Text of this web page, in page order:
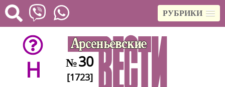
РУБРИКИ
H №30
[1723]